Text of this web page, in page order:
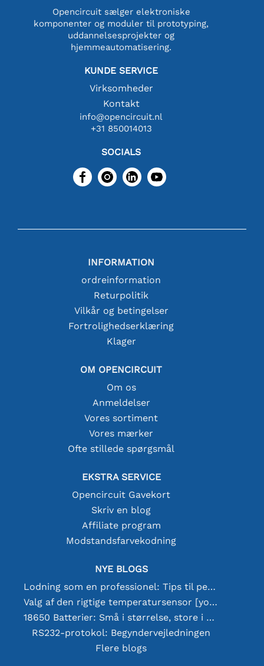
Opencircuit sælger elektroniske
komponenter og moduler til prototyping,
uddannelsesprojekter og
hjemmeautomatisering.
KUNDE SERVICE
Virksomheder
Kontakt
info@opencircuit.nl
+31 850014013
SOCIALS
INFORMATION
ordreinformation
Returpolitik
Vilkår og betingelser
Fortrolighedserklæring
Klager
OM OPENCIRCUIT
Om os
Anmeldelser
Vores sortiment
Vores mærker
Ofte stillede spørgsmål
EKSTRA SERVICE
Opencircuit Gavekort
Skriv en blog
Affiliate program
Modstandsfarvekodning
NYE BLOGS
Lodning som en professionel: Tips til perfekte elektroniske forbindelser
Valg af den rigtige temperatursensor [youtube]
18650 Batterier: Små i størrelse, store i ydeevne
RS232-protokol: Begyndervejledningen
Flere blogs